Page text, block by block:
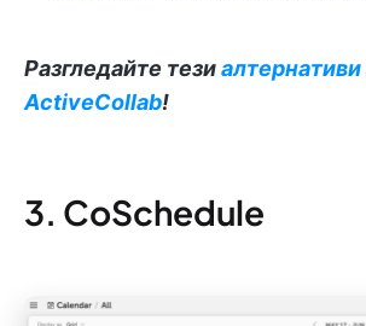
Разгледайте тезиалтернативи
ActiveCollab!
3. CoSchedule